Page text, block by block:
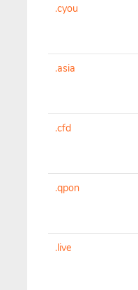
.cyou
.asia
.cfd
.qpon
.live